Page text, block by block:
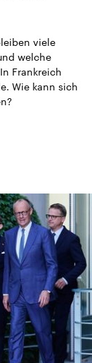
viele
welche
Frankreich
Wie kann sich